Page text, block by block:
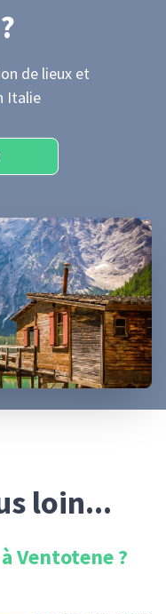
?
de lieux et
Italie
loin...
Ventotene?